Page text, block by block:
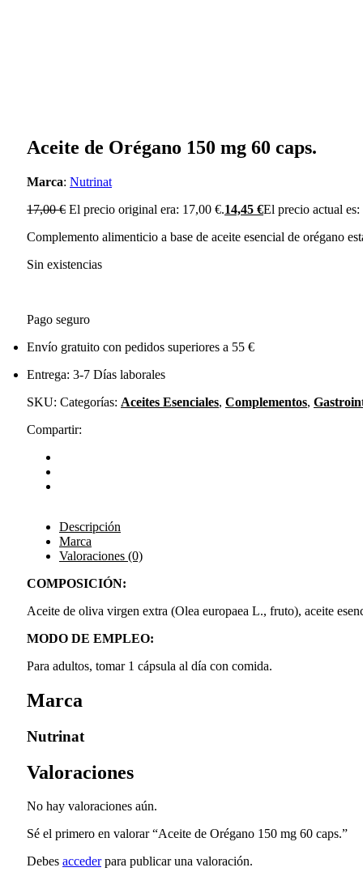
Aceite de Orégano 150 mg 60 caps.
Marca: Nutrinat
17,00€ El precio original era: 17,00 €.14,45 €El precio actual
Complemento alimenticio a base de aceite esencial de orégano
Sin existencias
Pago seguro
Envío gratuito con pedidos superiores a 55 €
Entrega: 3-7 Días laborales
SKU: Categorías: Aceites Esenciales, Complementos,
Compartir:
Descripción
Marca
Valoraciones (0)
COMPOSICIÓN:
Aceite de oliva virgen extra (Olea europaea L., fruto), aceite
MODO DE EMPLEO:
Para adultos, tomar 1 cápsula al día con comida.
Marca
Nutrinat
Valoraciones
No hay valoraciones aún.
Sé el primero en valorar “Aceite de Orégano 150 mg 60 caps.”
Debes accederpara publicar una valoración.